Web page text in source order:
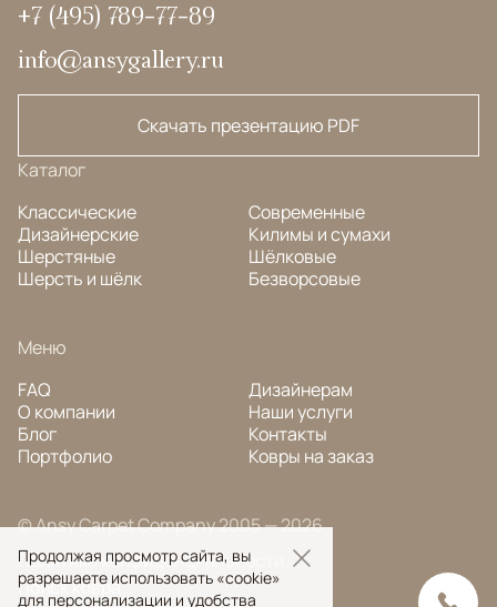
+7 (495) 789-77-89
info@ansygallery.ru
Скачать презентацию PDF
Каталог
Классические
Дизайнерские
Шерстяные
Шерсть и шёлк
Современные
Килимы и сумахи
Шёлковые
Безворсовые
Меню
FAQ
О компании
Блог
Портфолио
Дизайнерам
Наши услуги
Контакты
Ковры на заказ
© Ansy Carpet Company 2005 — 2026
Политика конфиденциальности
Поиск ковра
Продолжая просмотр сайта, вы
разрешаете использовать «cookie»
для персонализации и удобства